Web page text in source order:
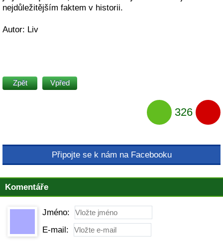
nejdůležitějším faktem v historii.
Autor: Liv
Zpět Vpřed
326
Připojte se k nám na Facebooku
Komentáře
Jméno:
E-mail: